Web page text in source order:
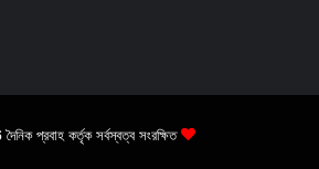
প্রবাহ কর্তৃক সর্বস্বত্ব সংরক্ষিত